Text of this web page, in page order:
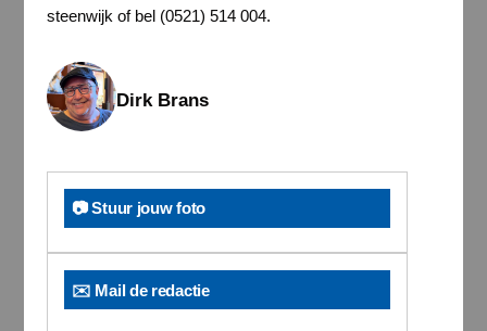
steenwijk of bel (0521) 514 004.
Dirk Brans
📷 Stuur jouw foto
✉️ Mail de redactie